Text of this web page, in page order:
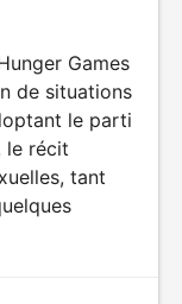
Games
de situations
le parti
le récit
tant